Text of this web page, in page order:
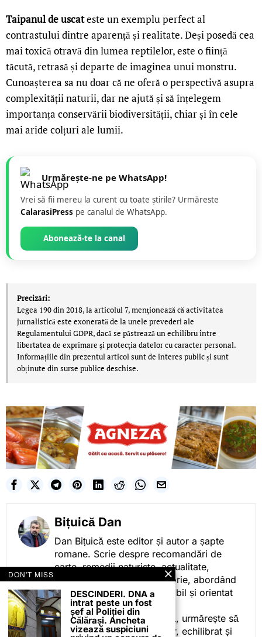
Taipanul de uscateste un exemplu perfect al
contrastului dintre aparență și realitate. Deși posedă cea
mai toxică otravă din lumea reptilelor, este o ființă
tăcută, retrasă și departe de imaginea unui monstru.
Cunoașterea sa nu doar că ne oferă o perspectivă asupra
complexității naturii, dar ne ajută și să înțelegem
importanța conservării biodiversității, chiar și în cele
mai aride colțuri ale lumii.
Urmărește-ne pe WhatsApp!
Vrei să fii mereu la curent cu toate știrile? Urmăreste
CalarasiPress pe canalul de WhatsApp.
Abonează-te la canal
Precizări:
Legea 190 din 2018, la articolul 7, menţionează că activitatea
jurnalistică este exonerată de la unele prevederi ale
Regulamentului GDPR, dacă se păstrează un echilibru între
libertatea de exprimare şi protecţia datelor cu caracter personal.
Informațiile din prezentul articol sunt de interes public și sunt
obținute din surse publice deschise.
Bițuică Dan
Dan Bițuică este editor și autor a șapte
romane. Scrie despre recomandări de
carte, remedii naturiste, actualitate,
cotidian politic, sport și istorie, abordând
subiectele într-un stil accesibil și orientat
spre informare.
Prin activitatea sa editorială, urmărește să
ofere cititorilor conținut clar, echilibrat și
DON'T MISS
DESCINDERI. DNA a
intrat peste un fost
șef al Poliției din
Călărași. Ancheta
vizează suspiciuni